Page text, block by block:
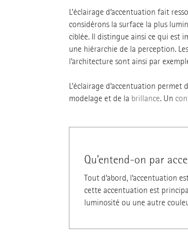
L’éclairage d’accentuation fait
considérons la surface la plus
ciblée. Il distingue ainsi ce qui est
une hiérarchie de la perception.
l’architecture sont ainsi par
L’éclairage d’accentuation
modelage et de la brillance. Un
Qu’entend-on par
Tout d’abord, l’accentuation
cette accentuation est
luminosité ou une autre